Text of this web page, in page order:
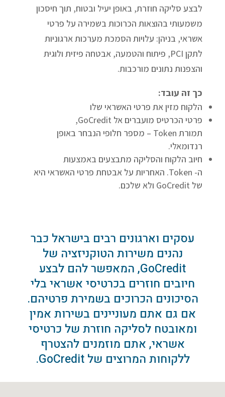
לבצע סליקה חוזרת, באופן יעיל ובטוח, תוך חיסכון
משמעותי בהוצאות הכרוכות בשמירה על פרטי
אשראי, בניהן: עלויות הסמכת מערכות ארגוניות
לתקן PCI, פיתוח והטמעה, אבטחה פיזית ולוגית
והצפנות נתונים מורכבות.
כך זה עובד:
הלקוח מזין את פרטי האשראי שלו
פרטי הכרטיס מועברים אל GoCredit,
תמורת Token – מספר חלופי הנבחר באופן
רנדומאלי.
חיוב הלקוח והסליקה מתבצעים באמצעות
ה- Token. האחריות על אבטחת פרטי האשראי היא
של GoCredit ולא שלכם.
עסקים וארגונים רבים בישראל כבר
נהנים משירות הטוקניזציה של
GoCredit, המאפשר להם לבצע
חיובים חוזרים בכרטיסי אשראי בלי
הסיכונים הכרוכים בשמירת פרטיהם.
אם גם אתם מעוניינים בשירות אמין
ומאובטח לסליקה חוזרת של כרטיסי
אשראי, אתם מוזמנים להצטרף
ללקוחות המרוצים של GoCredit.